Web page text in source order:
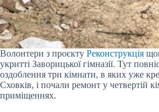
Волонтери з проєкту Реконструкція
укритті Заворицької гімназії. Тут
оздоблення три кімнати, в яких уже
Сховків, і почали ремонт у четвертій
приміщеннях.